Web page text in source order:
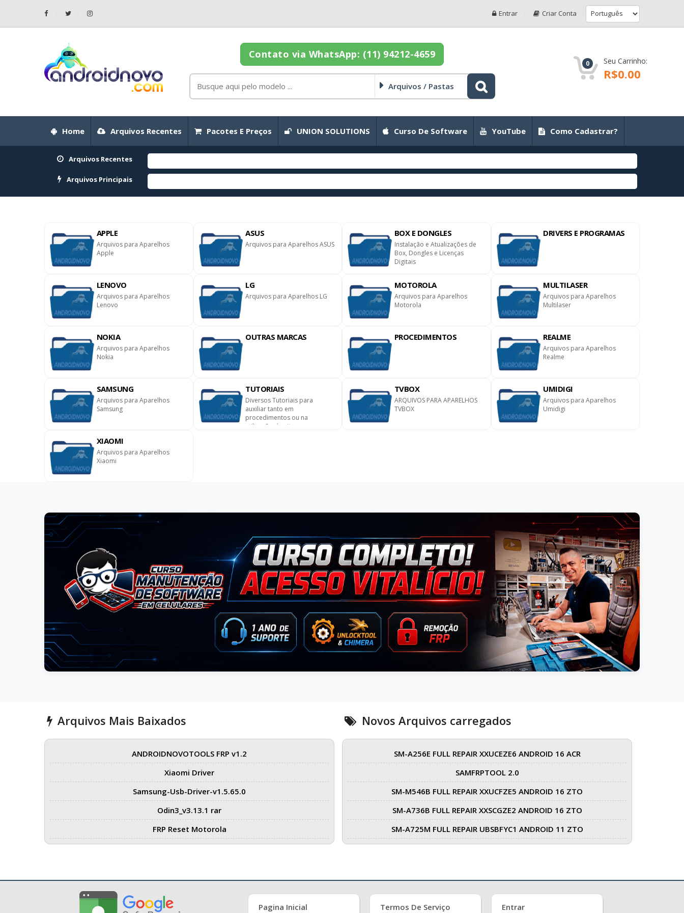
Entrar Criar Conta
Contato via WhatsApp: (11) 94212-4659
Arquivos / Pastas
0 Seu Carrinho:
R$0.00
Home Arquivos Recentes Pacotes E Preços UNION SOLUTIONS Curso De Software YouTube Como Cadastrar?
Arquivos Recentes
Arquivos Principais
APPLE
Arquivos para Aparelhos
Apple
ASUS
Arquivos para Aparelhos ASUS
BOX E DONGLES
Instalação e Atualizações de
Box, Dongles e Licenças
Digitais
DRIVERS E PROGRAMAS
LENOVO
Arquivos para Aparelhos
Lenovo
LG
Arquivos para Aparelhos LG
MOTOROLA
Arquivos para Aparelhos
Motorola
MULTILASER
Arquivos para Aparelhos
Multilaser
NOKIA
Arquivos para Aparelhos
Nokia
OUTRAS MARCAS PROCEDIMENTOS REALME
Arquivos para Aparelhos
Realme
SAMSUNG
Arquivos para Aparelhos
Samsung
TUTORIAIS
Diversos Tutoriais para
auxiliar tanto em
procedimentos ou na
utilização do site.
TVBOX
ARQUIVOS PARA APARELHOS
TVBOX
UMIDIGI
Arquivos para Aparelhos
Umidigi
XIAOMI
Arquivos para Aparelhos
Xiaomi
Arquivos Mais Baixados
ANDROIDNOVOTOOLS FRP v1.2
Xiaomi Driver
Samsung-Usb-Driver-v1.5.65.0
Odin3_v3.13.1 rar
FRP Reset Motorola
Novos Arquivos carregados
SM-A256E FULL REPAIR XXUCEZE6 ANDROID 16 ACR
SAMFRPTOOL 2.0
SM-M546B FULL REPAIR XXUCFZE5 ANDROID 16 ZTO
SM-A736B FULL REPAIR XXSCGZE2 ANDROID 16 ZTO
SM-A725M FULL REPAIR UBSBFYC1 ANDROID 11 ZTO
Pagina Inicial Termos De Serviço Entrar